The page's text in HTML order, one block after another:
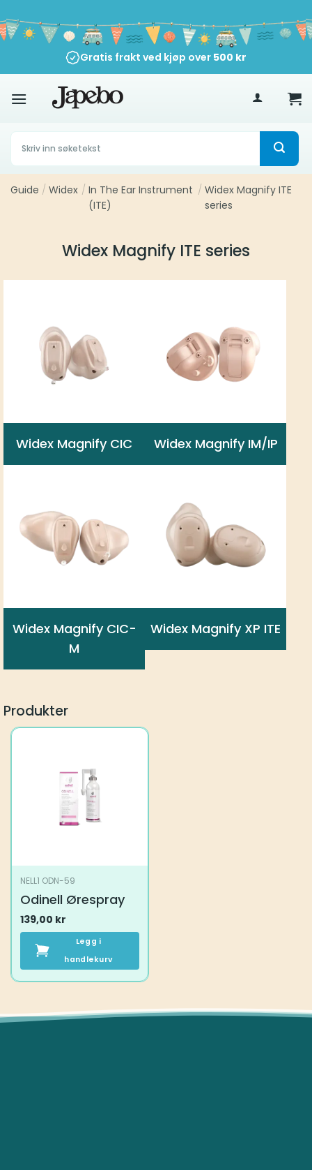
to
content
Gratis frakt ved kjøp over 500 kr
Søk
etter:
Guide / Widex / In The Ear Instrument
(ITE)
/ Widex Magnify ITE
series
Widex Magnify ITE series
Widex Magnify CIC Widex Magnify IM/IP
Widex Magnify CIC-
M
Widex Magnify XP ITE
Produkter
NELL1 ODN-59
Odinell Ørespray
139,00 kr
Legg i
handlekurv